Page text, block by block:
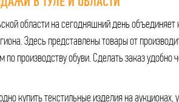
области на сегодняшний день объединяет
Здесь представлены товары от
производству обуви. Сделать заказ удобно
купить текстильные изделия на аукционах,